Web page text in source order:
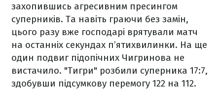
захопившись агресивним пресингом
суперників. Та навіть граючи без замін,
цього разу вже господарі врятували матч
на останніх секундах п’ятихвилинки. На ще
один подвиг підопічних Чигринова не
вистачило. "Тигри" розбили суперника 17:7,
здобувши підсумкову перемогу 122 на 112.